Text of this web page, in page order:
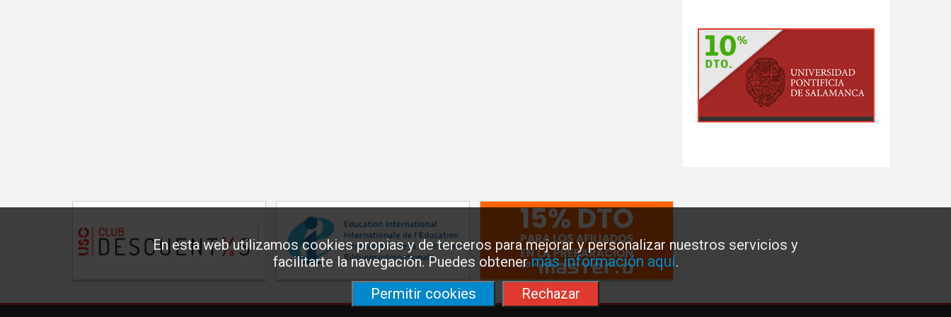
En esta web utilizamos cookies propias y de terceros para mejorar y personalizar nuestros servicios y
facilitarte la navegación. Puedes obtenermás información aquí.
Permitir cookies
Rechazar